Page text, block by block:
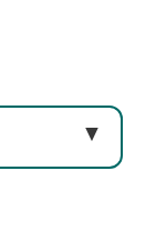
▼